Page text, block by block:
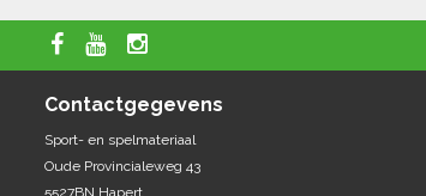
Contactgegevens
Sport- en spelmateriaal
Oude Provincialeweg 43
5527BN Hapert